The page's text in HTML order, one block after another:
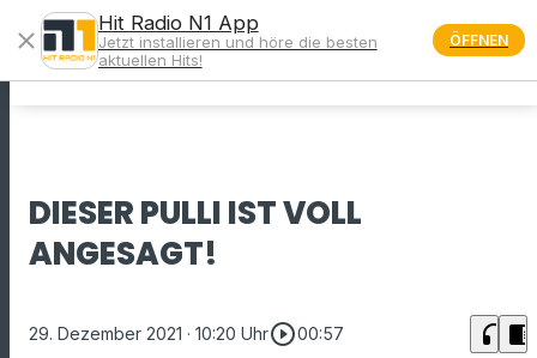
menu
DIESER PULLI IST VOLL
ANGESAGT!
29. Dezember 2021 · 10:20 Uhrplay_circle_outline00:57 headphones chrome_reader_mode
close
Hit Radio N1 App
Jetzt installieren und höre die besten
aktuellen Hits!
ÖFFNEN